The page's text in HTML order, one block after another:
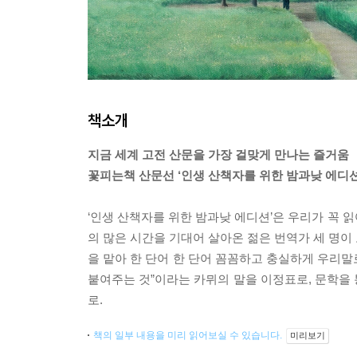
책소개
지금 세계 고전 산문을 가장 걸맞게 만나는 즐거움
꽃피는책 산문선 ‘인생 산책자를 위한 밤과낮 에디
‘인생 산책자를 위한 밤과낮 에디션’은 우리가 꼭
의 많은 시간을 기대어 살아온 젊은 번역가 세 명
을 맡아 한 단어 한 단어 꼼꼼하고 충실하게 우리
붙여주는 것”이라는 카뮈의 말을 이정표로, 문학
로.
책의 일부 내용을 미리 읽어보실 수 있습니다. 미리보기